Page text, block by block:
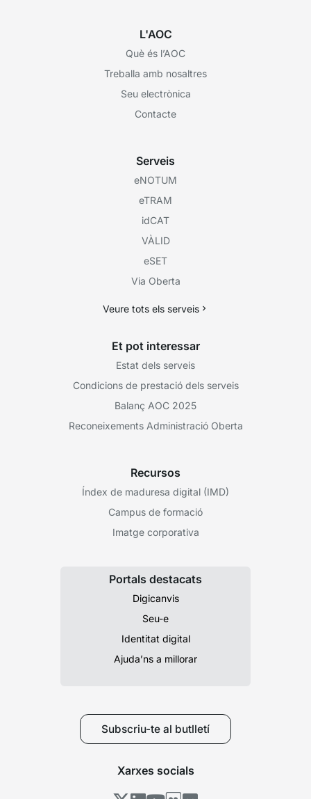
L'AOC
Què és l’AOC
Treballa amb nosaltres
Seu electrònica
Contacte
Serveis
eNOTUM
eTRAM
idCAT
VÀLID
eSET
Via Oberta
Veure tots els serveis
Et pot interessar
Estat dels serveis
Condicions de prestació dels serveis
Balanç AOC 2025
Reconeixements Administració Oberta
Recursos
Índex de maduresa digital (IMD)
Campus de formació
Imatge corporativa
Portals destacats
Digicanvis
Seu-e
Identitat digital
Ajuda’ns a millorar
Subscriu-te al butlletí
Xarxes socials